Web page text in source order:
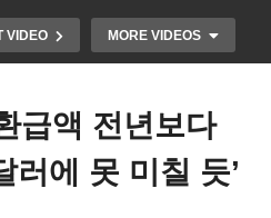
VIDEO MORE VIDEOS
급액 전년보다
러에 못 미칠 듯’